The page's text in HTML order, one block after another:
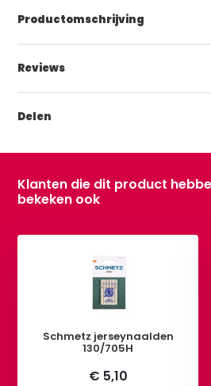
Productomschrijving
Reviews
Delen
Klanten die dit product
bekeken ook
Schmetz jerseynaalden
130/705H
€ 5,10